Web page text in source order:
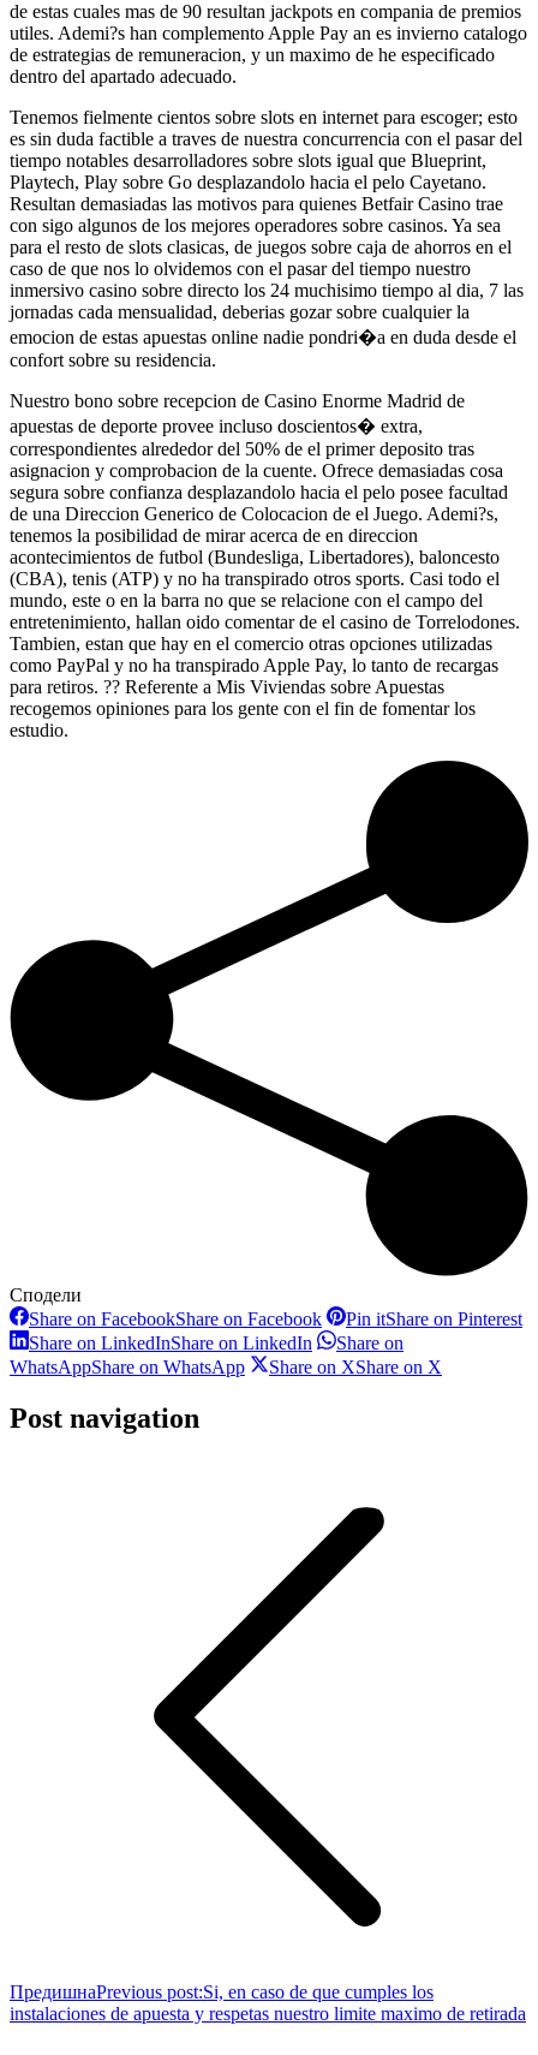
de estas cuales mas de 90 resultan jackpots en compania de premios
utiles. Ademi?s han complemento Apple Pay an es invierno catalogo
de estrategias de remuneracion, y un maximo de he especificado
dentro del apartado adecuado.
Tenemos fielmente cientos sobre slots en internet para escoger; esto
es sin duda factible a traves de nuestra concurrencia con el pasar del
tiempo notables desarrolladores sobre slots igual que Blueprint,
Playtech, Play sobre Go desplazandolo hacia el pelo Cayetano.
Resultan demasiadas las motivos para quienes Betfair Casino trae
con sigo algunos de los mejores operadores sobre casinos. Ya sea
para el resto de slots clasicas, de juegos sobre caja de ahorros en el
caso de que nos lo olvidemos con el pasar del tiempo nuestro
inmersivo casino sobre directo los 24 muchisimo tiempo al dia, 7 las
jornadas cada mensualidad, deberias gozar sobre cualquier la
emocion de estas apuestas online nadie pondri�a en duda desde el
confort sobre su residencia.
Nuestro bono sobre recepcion de Casino Enorme Madrid de
apuestas de deporte provee incluso doscientos� extra,
correspondientes alrededor del 50% de el primer deposito tras
asignacion y comprobacion de la cuente. Ofrece demasiadas cosa
segura sobre confianza desplazandolo hacia el pelo posee facultad
de una Direccion Generico de Colocacion de el Juego. Ademi?s,
tenemos la posibilidad de mirar acerca de en direccion
acontecimientos de futbol (Bundesliga, Libertadores), baloncesto
(CBA), tenis (ATP) y no ha transpirado otros sports. Casi todo el
mundo, este o en la barra no que se relacione con el campo del
entretenimiento, hallan oido comentar de el casino de Torrelodones.
Tambien, estan que hay en el comercio otras opciones utilizadas
como PayPal y no ha transpirado Apple Pay, lo tanto de recargas
para retiros. ?? Referente a Mis Viviendas sobre Apuestas
recogemos opiniones para los gente con el fin de fomentar los
estudio.
Сподели
Share on FacebookShare on Facebook Pin itShare on Pinterest
Share on LinkedInShare on LinkedIn
Share on
WhatsAppShare on WhatsApp Share on XShare on X
Post navigation
ПредишнаPrevious post:Si, en caso de que cumples los
instalaciones de apuesta y respetas nuestro limite maximo de retirada